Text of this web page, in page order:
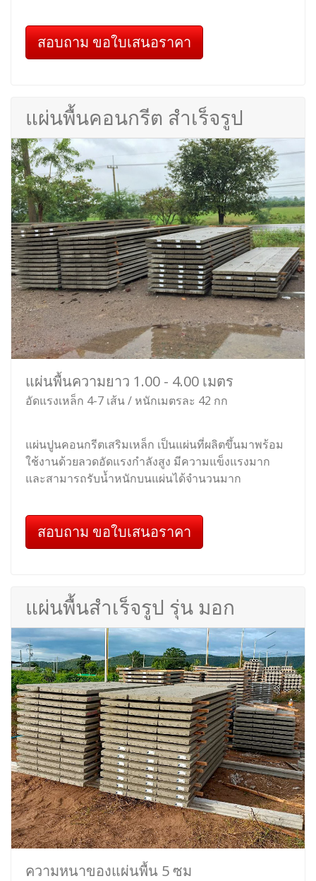
สอบถาม ขอใบเสนอราคา
แผ่นพื้นคอนกรีต สำเร็จรูป
แผ่นพื้นความยาว 1.00 - 4.00 เมตร
อัดแรงเหล็ก 4-7 เส้น / หนักเมตรละ 42 กก
แผ่นปูนคอนกรีตเสริมเหล็ก เป็นแผ่นที่ผลิตขึ้นมาพร้อม
ใช้งานด้วยลวดอัดแรงกำลังสูง มีความแข็งแรงมาก
และสามารถรับน้ำหนักบนแผ่นได้จำนวนมาก
สอบถาม ขอใบเสนอราคา
แผ่นพื้นสำเร็จรูป รุ่น มอก
ความหนาของแผ่นพื้น 5 ซม